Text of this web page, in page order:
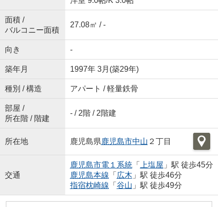
面積 /
バルコニー面積
27.08㎡ / -
向き -
築年月 1997年 3月(築29年)
種別 / 構造 アパート / 軽量鉄骨
部屋 /
所在階 / 階建
- / 2階 / 2階建
所在地 鹿児島県鹿児島市中山 ２丁目
交通
鹿児島市電１系統「 上塩屋 」駅 徒歩45分
鹿児島本線 「 広木 」駅 徒歩46分
指宿枕崎線 「 谷山 」駅 徒歩49分